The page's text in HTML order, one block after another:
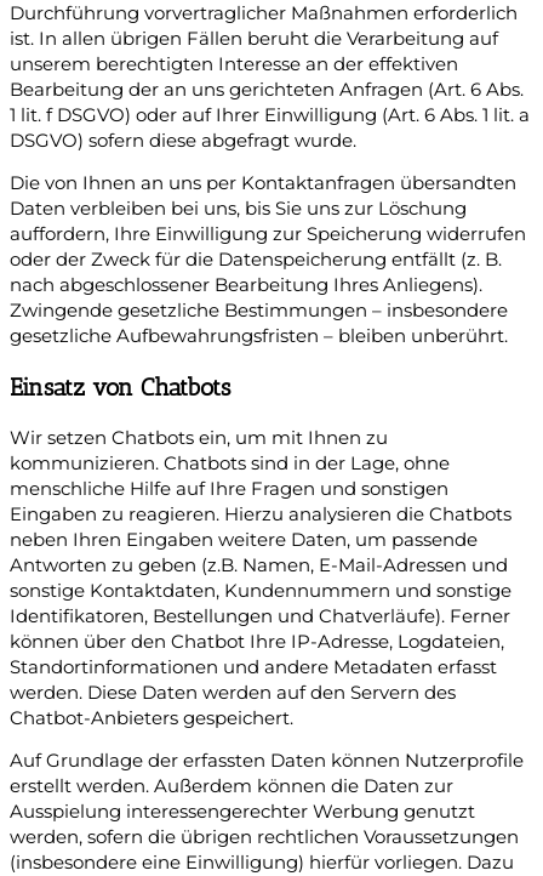
Durchführung vorvertraglicher Maßnahmen erforderlich
ist. In allen übrigen Fällen beruht die Verarbeitung auf
unserem berechtigten Interesse an der effektiven
Bearbeitung der an uns gerichteten Anfragen (Art. 6 Abs.
1 lit. f DSGVO) oder auf Ihrer Einwilligung (Art. 6 Abs. 1 lit. a
DSGVO) sofern diese abgefragt wurde.
Die von Ihnen an uns per Kontaktanfragen übersandten
Daten verbleiben bei uns, bis Sie uns zur Löschung
auffordern, Ihre Einwilligung zur Speicherung widerrufen
oder der Zweck für die Datenspeicherung entfällt (z. B.
nach abgeschlossener Bearbeitung Ihres Anliegens).
Zwingende gesetzliche Bestimmungen – insbesondere
gesetzliche Aufbewahrungsfristen – bleiben unberührt.
Einsatz von Chatbots
Wir setzen Chatbots ein, um mit Ihnen zu
kommunizieren. Chatbots sind in der Lage, ohne
menschliche Hilfe auf Ihre Fragen und sonstigen
Eingaben zu reagieren. Hierzu analysieren die Chatbots
neben Ihren Eingaben weitere Daten, um passende
Antworten zu geben (z.B. Namen, E-Mail-Adressen und
sonstige Kontaktdaten, Kundennummern und sonstige
Identifikatoren, Bestellungen und Chatverläufe). Ferner
können über den Chatbot Ihre IP-Adresse, Logdateien,
Standortinformationen und andere Metadaten erfasst
werden. Diese Daten werden auf den Servern des
Chatbot-Anbieters gespeichert.
Auf Grundlage der erfassten Daten können Nutzerprofile
erstellt werden. Außerdem können die Daten zur
Ausspielung interessengerechter Werbung genutzt
werden, sofern die übrigen rechtlichen Voraussetzungen
(insbesondere eine Einwilligung) hierfür vorliegen. Dazu